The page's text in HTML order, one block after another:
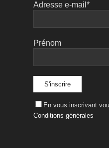
Adresse e-mail*
Prénom
En vous inscrivant
Conditions générales